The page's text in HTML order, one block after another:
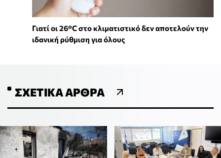
Γιατί οι 26°C στο κλιματιστικό δεν αποτελούν την
ιδανική ρύθμιση για όλους
ΣΧΕΤΙΚΆ ΆΡΘΡΑ